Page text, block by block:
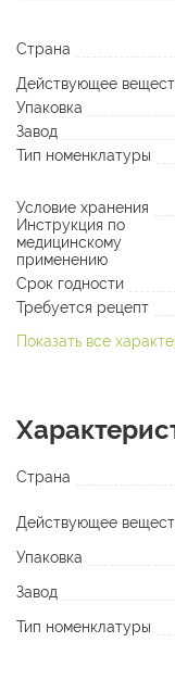
Страна
Действующее
Упаковка
Завод
Тип номенклатуры
Условие хранения
Инструкция по
медицинскому
применению
Срок годности
Требуется рецепт
Показать все
Страна
Действующее
Упаковка
Завод
Тип номенклатуры